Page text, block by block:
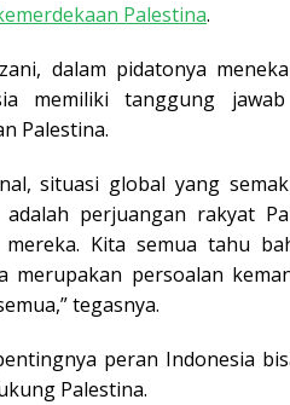
Palestina.
dalam pidatonya
memiliki tanggung
Palestina.
situasi global yang
perjuangan rakyat
Kita semua tahu
merupakan persoalan
tegasnya.
peran Indonesia
Palestina.